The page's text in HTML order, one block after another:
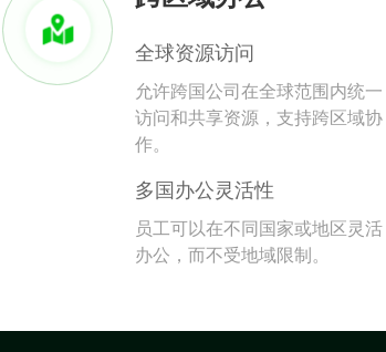
全球资源访问
允许跨国公司在全球范围内统一
访问和共享资源，支持跨区域协
作。
多国办公灵活性
员工可以在不同国家或地区灵活
办公，而不受地域限制。